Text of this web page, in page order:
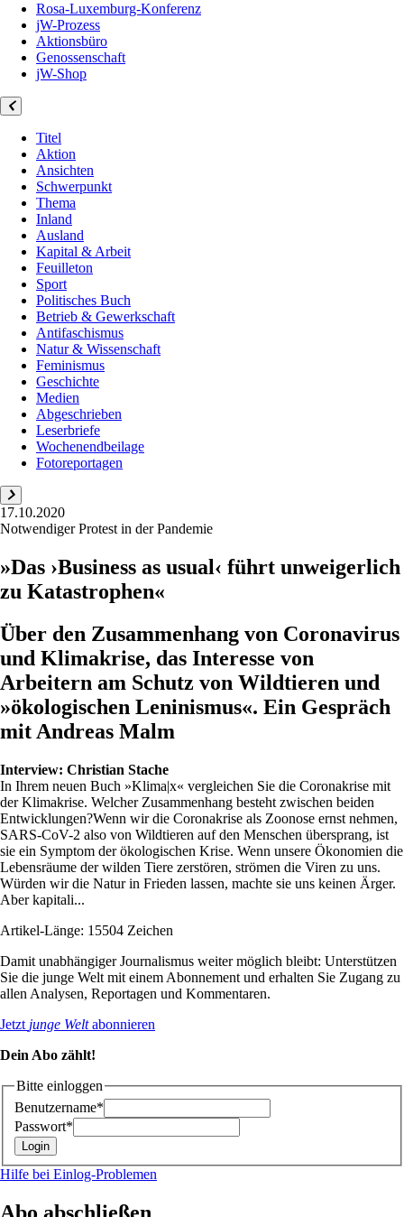
Rosa-Luxemburg-Konferenz
jW-Prozess
Aktionsbüro
Genossenschaft
jW-Shop
Titel
Aktion
Ansichten
Schwerpunkt
Thema
Inland
Ausland
Kapital & Arbeit
Feuilleton
Sport
Politisches Buch
Betrieb & Gewerkschaft
Antifaschismus
Natur & Wissenschaft
Feminismus
Geschichte
Medien
Abgeschrieben
Leserbriefe
Wochenendbeilage
Fotoreportagen
17.10.2020
Notwendiger Protest in der Pandemie
»Das ›Business as usual‹ führt unweigerlich
zu Katastrophen«
Über den Zusammenhang von Coronavirus
und Klimakrise, das Interesse von
Arbeitern am Schutz von Wildtieren und
»ökologischen Leninismus«. Ein Gespräch
mit Andreas Malm
Interview: Christian Stache
In Ihrem neuen Buch »Klima|x« vergleichen Sie die Coronakrise mit
der Klimakrise. Welcher Zusammenhang besteht zwischen beiden
Entwicklungen?Wenn wir die Coronakrise als Zoonose ernst nehmen,
SARS-CoV-2 also von Wildtieren auf den Menschen übersprang, ist
sie ein Symptom der ökologischen Krise. Wenn unsere Ökonomien die
Lebensräume der wilden Tiere zerstören, strömen die Viren zu uns.
Würden wir die Natur in Frieden lassen, machte sie uns keinen Ärger.
Aber kapitali...
Artikel-Länge: 15504 Zeichen
Damit unabhängiger Journalismus weiter möglich bleibt: Unterstützen
Sie die junge Welt mit einem Abonnement und erhalten Sie Zugang zu
allen Analysen, Reportagen und Kommentaren.
Jetzt junge Weltabonnieren
Dein Abo zählt!
Bitte einloggen
Benutzername*
Passwort*
Hilfe bei Einlog-Problemen